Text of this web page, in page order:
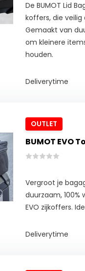
De BUMOT Lid
koffers, die
Gemaakt van
om kleinere
houden.
Deliverytime
OUTLET
BUMOT EVO
Vergroot je
duurzaam,
EVO zijkoffers.
Deliverytime